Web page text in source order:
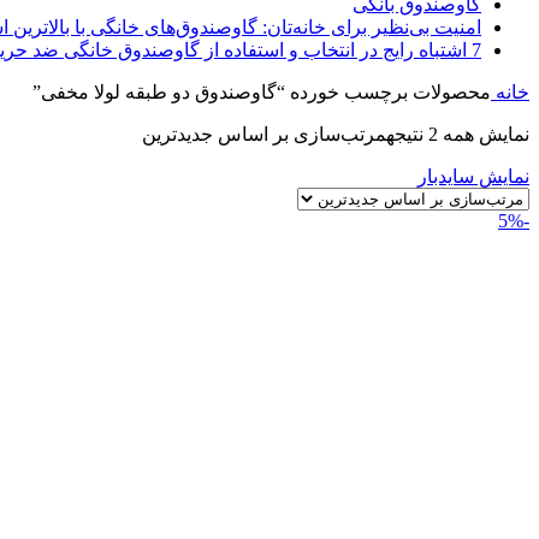
گاوصندوق بانکی
امنیت بی‌نظیر برای خانه‌تان: گاوصندوق‌های خانگی با بالاترین
7 اشتباه رایج در انتخاب و استفاده از گاوصندوق خانگی ضد حریق
خانه محصولات برچسب خورده “گاوصندوق دو طبقه لولا مخفی”
نمایش همه 2 نتیجه مرتب‌سازی بر اساس جدیدترین
نمایش سایدبار
-5%